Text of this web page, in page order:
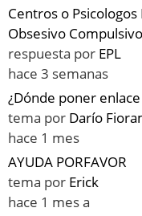
Centros o
Obsesivo Compulsivo
respuesta por EPL
hace 3 semanas
¿Dónde poner
tema por Darío
hace 1 mes
AYUDA PORFAVOR
tema por Erick
hace 1 mes a